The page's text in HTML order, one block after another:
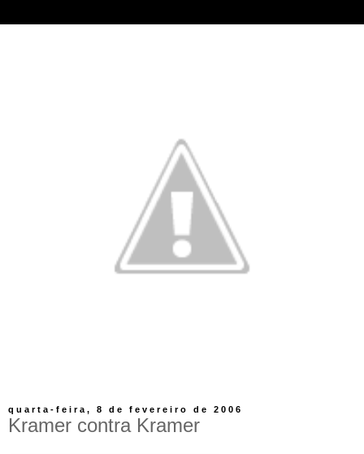
quarta-feira, 8 de fevereiro de 2006
Kramer contra Kramer